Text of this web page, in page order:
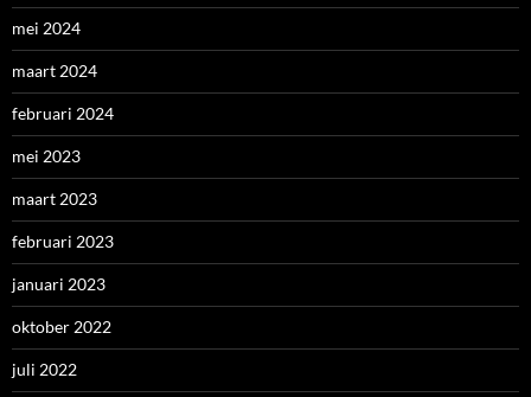
mei 2024
maart 2024
februari 2024
mei 2023
maart 2023
februari 2023
januari 2023
oktober 2022
juli 2022